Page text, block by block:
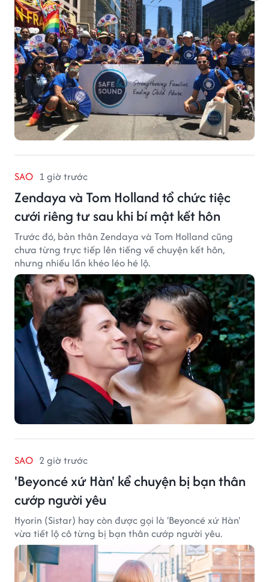
chức phi lợi nhuận tại San Francisco hoạt động trong
lĩnh vực phòng ngừa bạo hành trẻ em, hỗ trợ gia đình
và xây dựng môi trường an toàn cho trẻ em.
SAO 1 giờ trước
Zendaya và Tom Holland tổ chức tiệc
cưới riêng tư sau khi bí mật kết hôn
Trước đó, bản thân Zendaya và Tom Holland cũng
chưa từng trực tiếp lên tiếng về chuyện kết hôn,
nhưng nhiều lần khéo léo hé lộ.
SAO 2 giờ trước
'Beyoncé xứ Hàn' kể chuyện bị bạn thân
cướp người yêu
Hyorin (Sistar) hay còn được gọi là 'Beyoncé xứ Hàn'
vừa tiết lộ cô từng bị bạn thân cướp người yêu.